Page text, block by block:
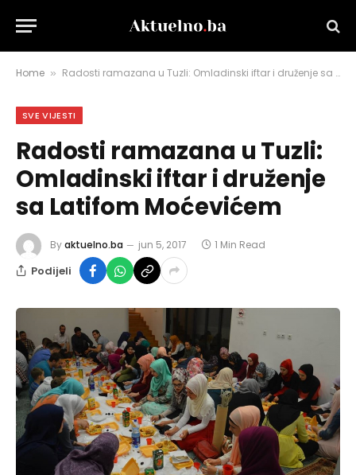
Home » Radosti ramazana u Tuzli: Omladinski iftar i druženje sa Latifom Moćevićem
SVE VIJESTI
Radosti ramazana u Tuzli:
Omladinski iftar i druženje
sa Latifom Moćevićem
Byaktuelno.ba jun 5, 2017 1 Min Read
Podijeli